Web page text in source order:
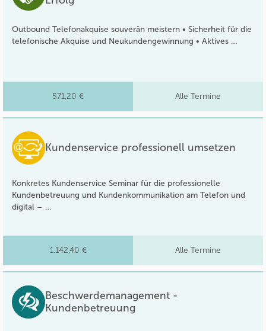
Outbound Telefonakquise souverän meistern • Sicherheit für die
telefonische Akquise und Neukundengewinnung • Aktives …
571,20 € Alle Termine
Kundenservice professionell umsetzen
Konkretes Kundenservice Seminar für die professionelle
Kundenbetreuung und Kundenkommunikation am Telefon und
digital – …
1.142,40 € Alle Termine
Beschwerdemanagement -
Kundenbetreuung